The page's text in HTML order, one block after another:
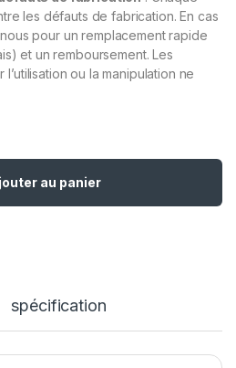
les défauts de fabrication. En cas
pour un remplacement rapide
et un remboursement. Les
ou la manipulation ne
pour Wiko Y82 Noir +
au panier
spécification